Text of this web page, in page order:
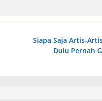
Siapa Saja Artis-
Dulu Pernah